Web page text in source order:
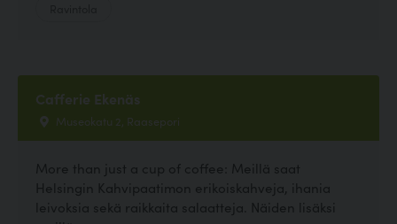
Cafferie Ekenäs
Museokatu 2, Raasepori
More than just a cup of coffee: Meillä saat
Helsingin Kahvipaatimon erikoiskahveja, ihania
leivoksia sekä raikkaita salaatteja. Näiden lisäksi